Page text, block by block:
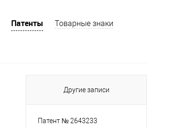
Патенты Товарные знаки
Другие записи
Патент № 2643233